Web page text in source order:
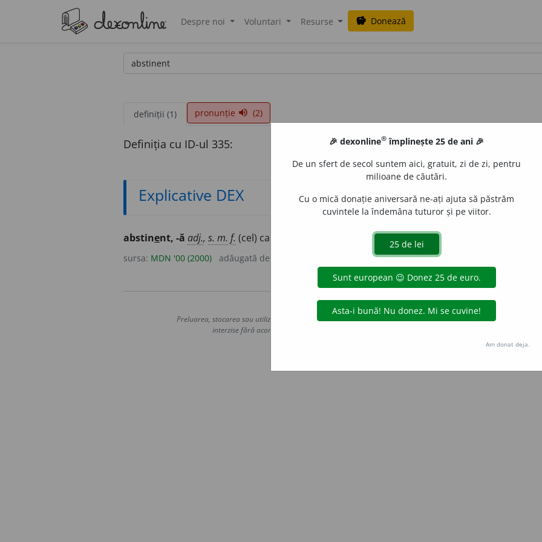
Despre noi Voluntari Resurse savings Donează
definiții (1) pronunție volume_up (2)
Definiția cu ID-ul 335:
Explicative DEX
abstinent, -ă adj., s. m. f. (cel) care practică abstinența. (<fr.abstinent,
sursa: MDN '00 (2000) adăugată de
Copyright © 2004-2026 dexonline (https://dexonline.ro)
Preluarea, stocarea sau utilizarea datelor de pe acest site, inclusiv prin orice metode de extragere automată
interzise fără acordul nostru prealabil scris, cu excepția seturilor de date oferite oficial spre utilizare
Hosterion
🎉 dexonline® împlinește 25 de ani 🎉
De un sfert de secol suntem aici, gratuit, zi de zi, pentru
milioane de căutări.
Cu o mică donație aniversară ne-ați ajuta să păstrăm
cuvintele la îndemâna tuturor și pe viitor.
Am donat deja.